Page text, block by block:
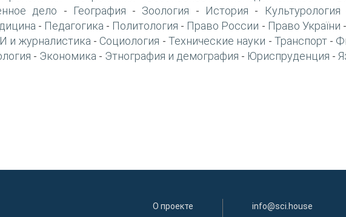
дело - География - Зоология - История - Культурология
- Педагогика - Политология - Право России - Право України -
и журналистика - Социология - Технические науки - Транспорт-
- Экономика - Этнография и демография - Юриспруденция -
О проекте info@sci.house